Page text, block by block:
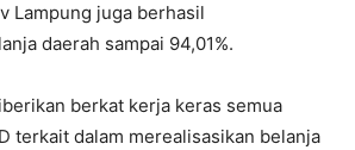
Lampung juga berhasil
daerah sampai 94,01%.
berkat kerja keras semua
terkait dalam merealisasikan belanja